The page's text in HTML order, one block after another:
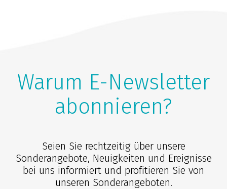
Warum E-Newsletter
abonnieren?
Seien Sie rechtzeitig über unsere
Sonderangebote, Neuigkeiten und Ereignisse
bei uns informiert und profitieren Sie von
unseren Sonderangeboten.